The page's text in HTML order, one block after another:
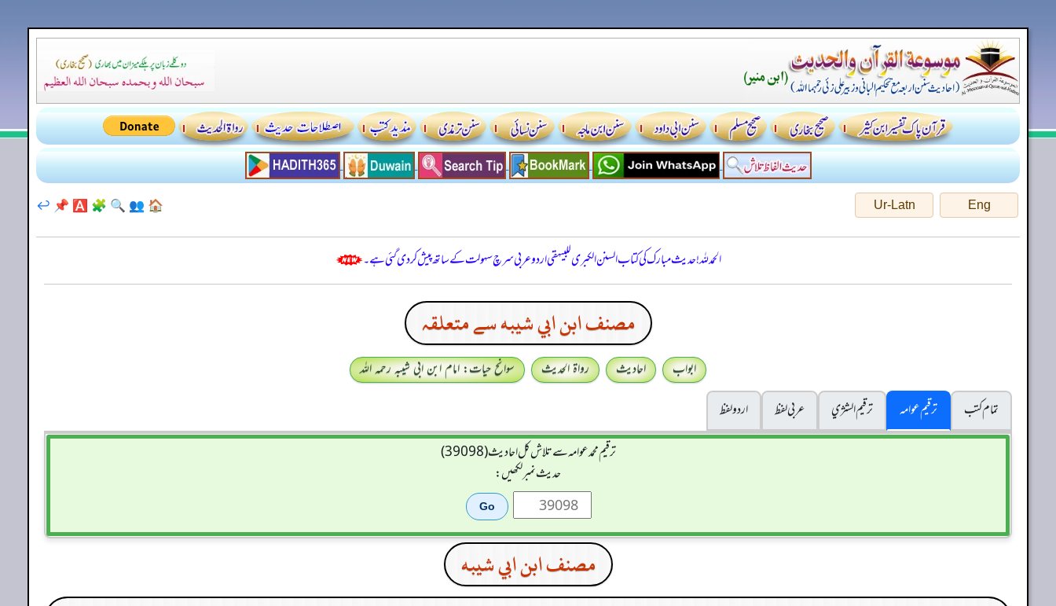
Eng
Ur-Latn
🏠
👥
🔍
🧩
🅰️
📌
↩️
الحمدللہ! حدیث مبارک کی کتاب السنن الكبرى للبيهقي اردو عربی سرچ سہولت کے ساتھ پیش کر دی گئی ہے۔
مصنف ابن ابي شيبه سے متعلقہ
ابواب احادیث رواۃ الحدیث
سوانح حیات: امام ابن ابی شیبہ رحمہ اللہ
تمام کتب
ترقیم عوامہ ترقيم الشژي عربی لفظ
اردو لفظ
ترقیم محمدعوامہ سے تلاش کل احادیث (39098)
حدیث نمبر لکھیں:
مصنف ابن ابي شيبه